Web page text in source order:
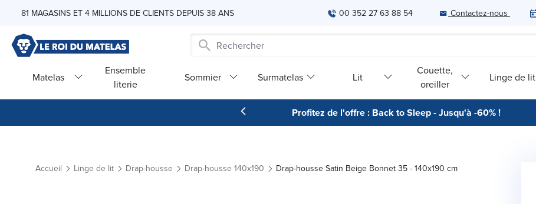
81 MAGASINS ET 4 MILLIONS DE CLIENTS DEPUIS 38 ANS 00 352 27 63 88 54 Contactez-nous
Matelas
Ensemble
literie
Sommier Surmatelas Lit
Couette,
oreiller
Linge de lit
Profitez de l'offre : Back to Sleep - Jusqu'à -60% !
Accueil Linge de lit Drap-housse Drap-housse 140x190 Drap-housse Satin Beige Bonnet 35 - 140x190 cm